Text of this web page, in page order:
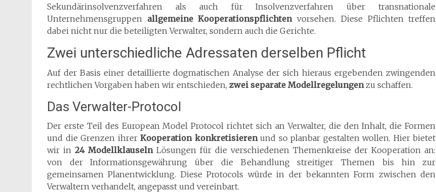
Sekundärinsolvenzverfahren als auch für Insolvenzverfahren über transnationale
Unternehmensgruppen allgemeine Kooperationspflichtenvorsehen. Diese Pflichten treffen
dabei nicht nur die beteiligten Verwalter, sondern auch die Gerichte.
Zwei unterschiedliche Adressaten derselben Pflicht
Auf der Basis einer detaillierte dogmatischen Analyse der sich hieraus ergebenden zwingenden
rechtlichen Vorgaben haben wir entschieden, zwei separate Modellregelungenzu schaffen.
Das Verwalter-Protocol
Der erste Teil des European Model Protocol richtet sich an Verwalter, die den Inhalt, die Formen
und die Grenzen ihrerKooperation konkretisierenund so planbar gestalten wollen. Hier bietet
wir in24 ModellklauselnLösungen für die verschiedenen Themenkreise der Kooperation an:
von der Informationsgewährung über die Behandlung streitiger Themen bis hin zur
gemeinsamen Planentwicklung. Diese Protocols würde in der bekannten Form zwischen den
Verwaltern verhandelt, angepasst und vereinbart.